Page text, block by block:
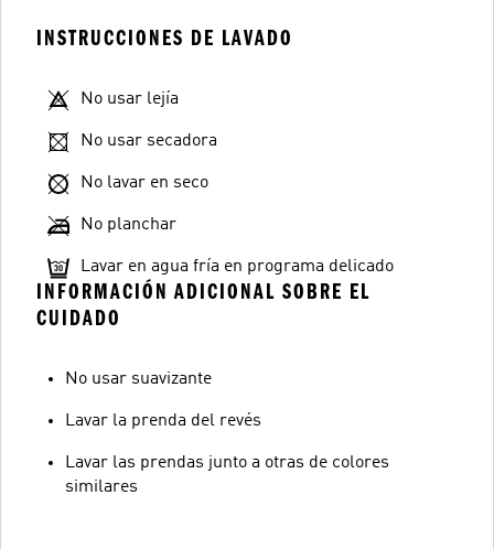
INSTRUCCIONES DE LAVADO
No usar lejía
No usar secadora
No lavar en seco
No planchar
Lavar en agua fría en programa delicado
INFORMACIÓN ADICIONAL SOBRE EL
CUIDADO
No usar suavizante
Lavar la prenda del revés
Lavar las prendas junto a otras de colores
similares